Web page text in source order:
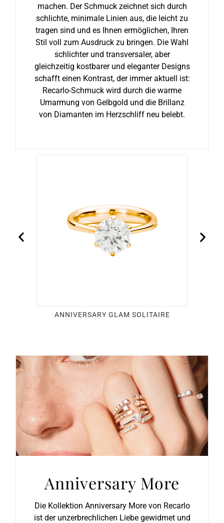
machen. Der Schmuck zeichnet sich durch
schlichte, minimale Linien aus, die leicht zu
tragen sind und es Ihnen ermöglichen, Ihren
Stil voll zum Ausdruck zu bringen. Die Wahl
schlichter und transversaler, aber
gleichzeitig kostbarer und eleganter Designs
schafft einen Kontrast, der immer aktuell ist:
Recarlo-Schmuck wird durch die warme
Umarmung von Gelbgold und die Brillanz
von Diamanten im Herzschliff neu belebt.
ANNIVERSARY GLAM SOLITAIRE
Anniversary More
Die Kollektion Anniversary More von Recarlo
ist der unzerbrechlichen Liebe gewidmet und